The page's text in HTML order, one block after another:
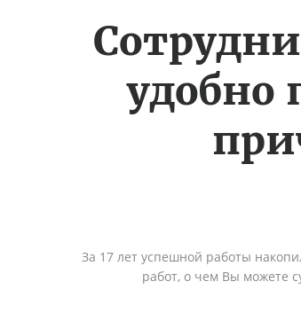
удобно
За 17 лет успешной работы
работ, о чем Вы можете